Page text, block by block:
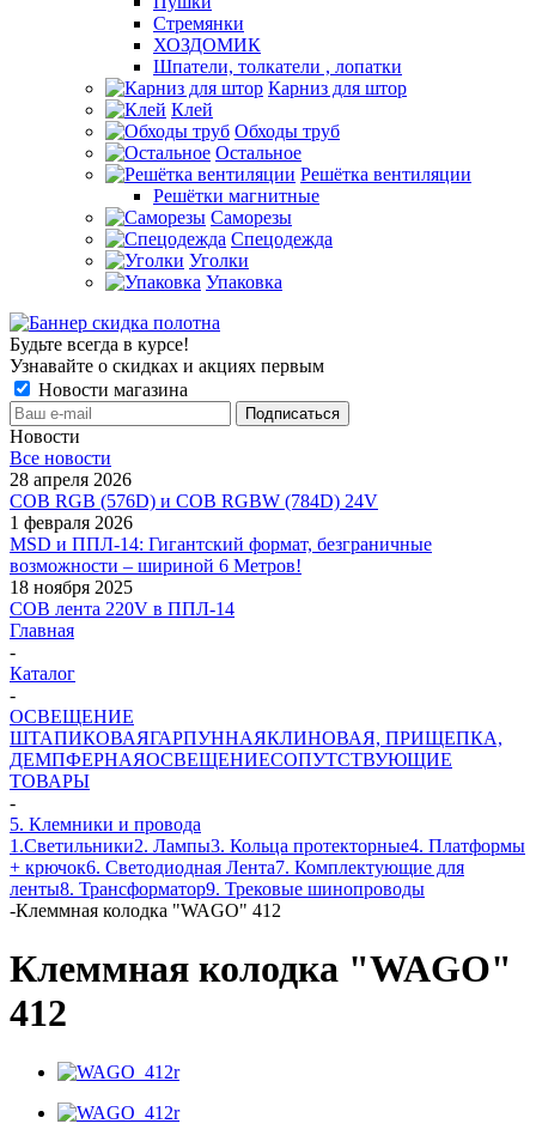
Стремянки
ХОЗДОМИК
Шпатели, толкатели , лопатки
Карниз для штор
Клей
Обходы труб
Остальное
Решётка вентиляции
Решётки магнитные
Саморезы
Спецодежда
Уголки
Упаковка
Будьте всегда в курсе!
Узнавайте о скидках и акциях первым
Новости магазина
Новости
Все новости
28 апреля 2026
COB RGB (576D) и COB RGBW (784D) 24V
1 февраля 2026
MSD и ППЛ-14: Гигантский формат, безграничные
возможности – шириной 6 Метров!
18 ноября 2025
COB лента 220V в ППЛ-14
Главная
-
Каталог
-
ОСВЕЩЕНИЕ
ШТАПИКОВАЯГАРПУННАЯКЛИНОВАЯ, ПРИЩЕПКА,
ДЕМПФЕРНАЯОСВЕЩЕНИЕСОПУТСТВУЮЩИЕ
ТОВАРЫ
-
5. Клемники и провода
1.Светильники2. Лампы3. Кольца протекторные4. Платформы
+ крючок6. Светодиодная Лента7. Комплектующие для
ленты8. Трансформатор9. Трековые шинопроводы
-Клеммная колодка "WAGO" 412
Клеммная колодка "WAGO"
412